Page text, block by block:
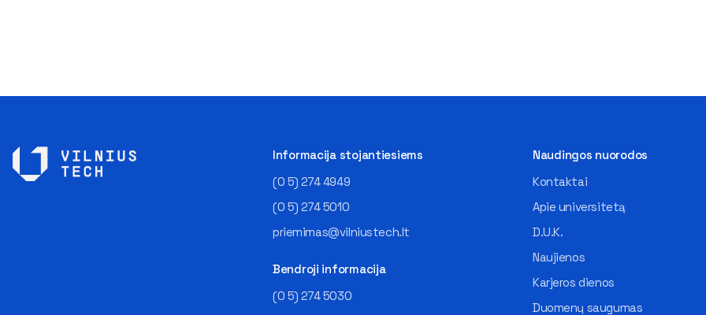
Informacija stojantiesiems
(0 5) 274 4949
(0 5) 274 5010
priemimas@vilniustech.lt
Bendroji informacija
(0 5) 274 5030
Naudingos nuorodos
Kontaktai
Apie universitetą
D.U.K.
Naujienos
Karjeros dienos
Duomenų saugumas